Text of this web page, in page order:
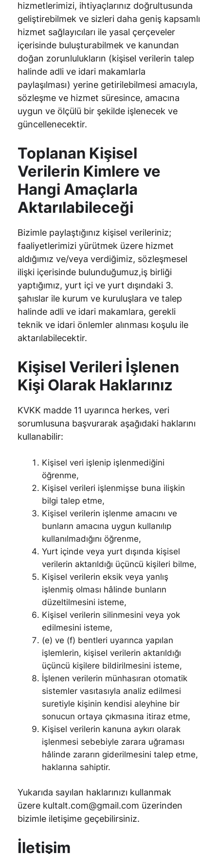
hizmetlerimizi, ihtiyaçlarınız doğrultusunda
geliştirebilmek ve sizleri daha geniş kapsamlı
hizmet sağlayıcıları ile yasal çerçeveler
içerisinde buluşturabilmek ve kanundan
doğan zorunlulukların (kişisel verilerin talep
halinde adli ve idari makamlarla
paylaşılması) yerine getirilebilmesi amacıyla,
sözleşme ve hizmet süresince, amacına
uygun ve ölçülü bir şekilde işlenecek ve
güncellenecektir.
Toplanan Kişisel
Verilerin Kimlere ve
Hangi Amaçlarla
Aktarılabileceği
Bizimle paylaştığınız kişisel verileriniz;
faaliyetlerimizi yürütmek üzere hizmet
aldığımız ve/veya verdiğimiz, sözleşmesel
ilişki içerisinde bulunduğumuz,iş birliği
yaptığımız, yurt içi ve yurt dışındaki 3.
şahıslar ile kurum ve kuruluşlara ve talep
halinde adli ve idari makamlara, gerekli
teknik ve idari önlemler alınması koşulu ile
aktarılabilecektir.
Kişisel Verileri İşlenen
Kişi Olarak Haklarınız
KVKK madde 11 uyarınca herkes, veri
sorumlusuna başvurarak aşağıdaki haklarını
kullanabilir:
Kişisel veri işlenip işlenmediğini
öğrenme,
Kişisel verileri işlenmişse buna ilişkin
bilgi talep etme,
Kişisel verilerin işlenme amacını ve
bunların amacına uygun kullanılıp
kullanılmadığını öğrenme,
Yurt içinde veya yurt dışında kişisel
verilerin aktarıldığı üçüncü kişileri bilme,
Kişisel verilerin eksik veya yanlış
işlenmiş olması hâlinde bunların
düzeltilmesini isteme,
Kişisel verilerin silinmesini veya yok
edilmesini isteme,
(e) ve (f) bentleri uyarınca yapılan
işlemlerin, kişisel verilerin aktarıldığı
üçüncü kişilere bildirilmesini isteme,
İşlenen verilerin münhasıran otomatik
sistemler vasıtasıyla analiz edilmesi
suretiyle kişinin kendisi aleyhine bir
sonucun ortaya çıkmasına itiraz etme,
Kişisel verilerin kanuna aykırı olarak
işlenmesi sebebiyle zarara uğraması
hâlinde zararın giderilmesini talep etme,
haklarına sahiptir.
Yukarıda sayılan haklarınızı kullanmak
üzere kultalt.com@gmail.com üzerinden
bizimle iletişime geçebilirsiniz.
İletişim